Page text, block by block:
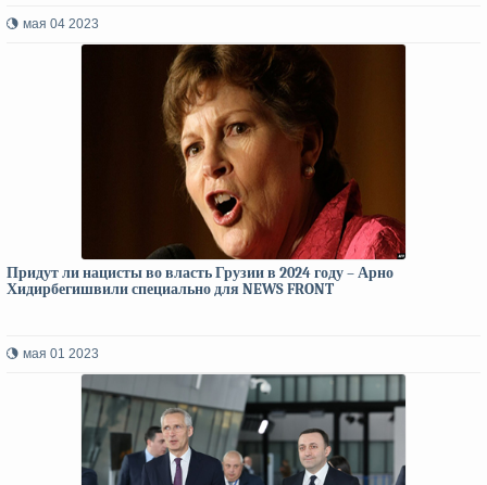
мая 04 2023
Придут ли нацисты во власть Грузии в 2024 году – Арно
Хидирбегишвили специально для NEWS FRONT
мая 01 2023